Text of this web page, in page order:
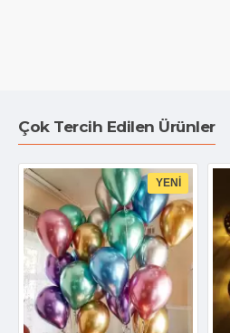
Çok Tercih Edilen Ürünler
YENI